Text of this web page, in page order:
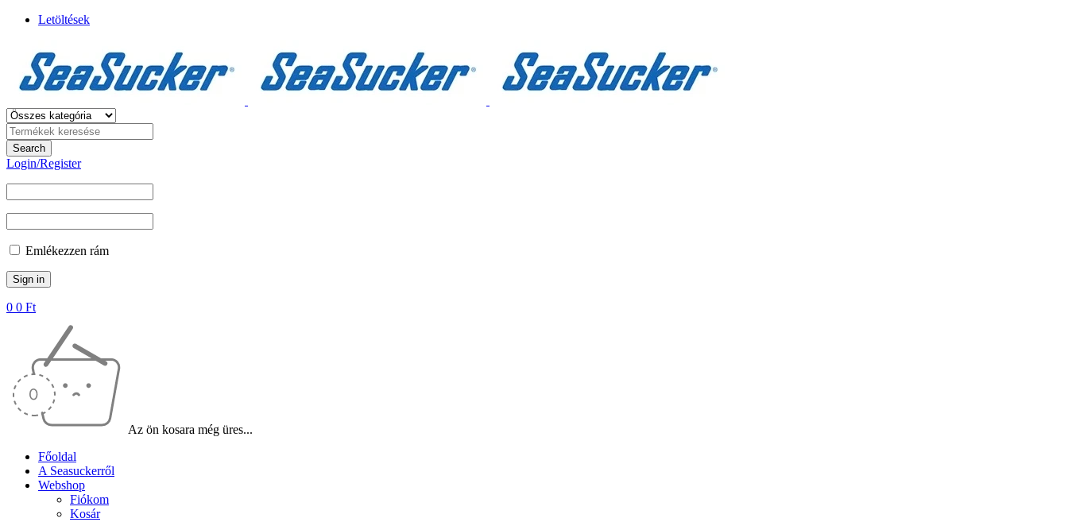
Letöltések
Login/Register
Emlékezzen rám
0 0 Ft
Az ön kosara még üres...
Főoldal
A Seasuckerről
Webshop
Fiókom
Kosár